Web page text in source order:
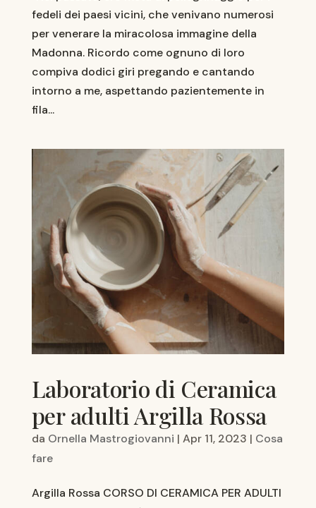
fedeli dei paesi vicini, che venivano numerosi
per venerare la miracolosa immagine della
Madonna. Ricordo come ognuno di loro
compiva dodici giri pregando e cantando
intorno a me, aspettando pazientemente in
fila...
Laboratorio di Ceramica
per adulti Argilla Rossa
da Ornella Mastrogiovanni | Apr 11, 2023 | Cosa
fare
Argilla Rossa CORSO DI CERAMICA PER ADULTI